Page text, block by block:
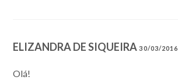
ELIZANDRA DE SIQUEIRA30/03/2016
Olá!